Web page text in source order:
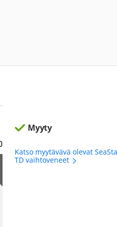
Myyty
Katso myytävävä olevat
TD vaihtoveneet